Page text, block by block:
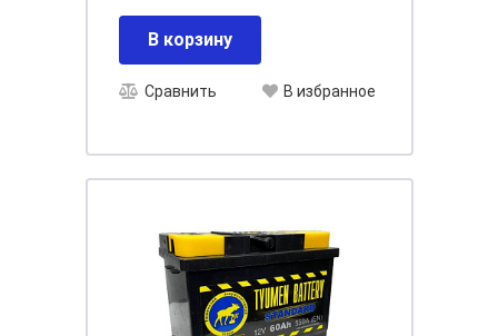
В корзину
Сравнить В избранное